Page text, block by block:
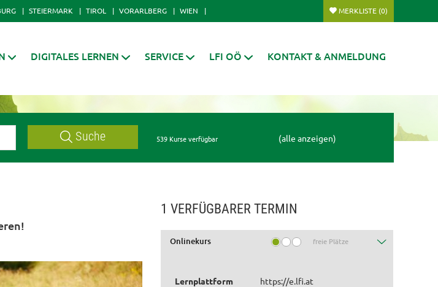
STEIERMARK TIROL VORARLBERG WIEN MERKLISTE (0)
DIGITALES LERNEN SERVICE LFI OÖ KONTAKT & ANMELDUNG
Suche 539 Kurse verfügbar (alle anzeigen)
1 VERFÜGBARER TERMIN
Onlinekurs freie Plätze
Lernplattform https://e.lfi.at